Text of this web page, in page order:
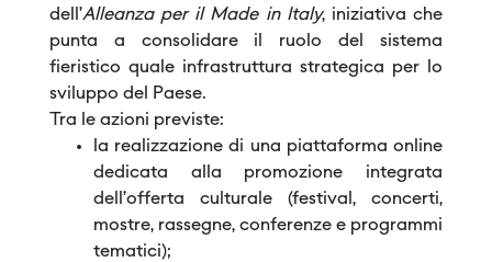
dell’Alleanza per il Made in Italy, iniziativa che
punta a consolidare il ruolo del sistema
fieristico quale infrastruttura strategica per lo
sviluppo del Paese.
Tra le azioni previste:
la realizzazione di una piattaforma online
dedicata alla promozione integrata
dell’offerta culturale (festival, concerti,
mostre, rassegne, conferenze e programmi
tematici);